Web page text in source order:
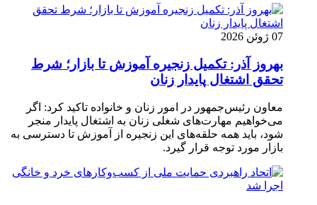
07 ژوئن 2026
بهروز آذر: تکمیل زنجیره آموزش تا بازار؛ شرط
تحقق اشتغال پایدار زنان
معاون رئیس‌جمهور در امور زنان و خانواده تاکید کرد: اگر
می‌خواهیم مهارت‌های شغلی زنان به اشتغال پایدار منجر
شود، باید همه حلقه‌های این زنجیره از آموزش تا دسترسی به
بازار مورد توجه قرار گیرد.